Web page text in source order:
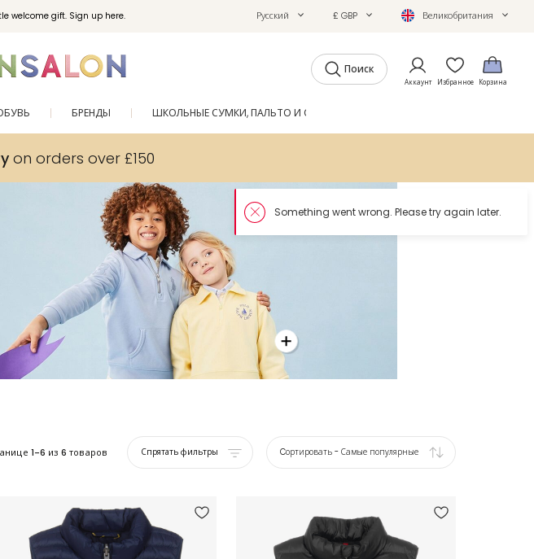
welcome gift. Sign up here. Русский £ GBP Великобритания
Поиск
Аккаунт Избранное Корзина
БРЕНДЫ ШКОЛЬНЫЕ СУМКИ, ПАЛЬТО И ОБУВЬ
on orders over £150
1-6 из 6 товаров Спрятать фильтры Cортировать - Самые популярные